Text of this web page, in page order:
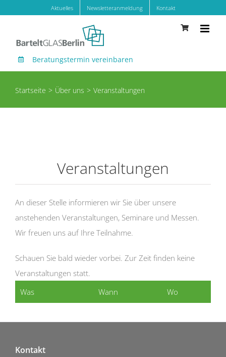
springen
Aktuelles Newsletteranmeldung Kontakt
Beratungstermin vereinbaren
Startseite Über uns Veranstaltungen
Veranstaltungen
An dieser Stelle informieren wir Sie über unsere
anstehenden Veranstaltungen, Seminare und Messen.
Wir freuen uns auf Ihre Teilnahme.
Schauen Sie bald wieder vorbei. Zur Zeit finden keine
Veranstaltungen statt.
Was
Wann Wo
Kontakt